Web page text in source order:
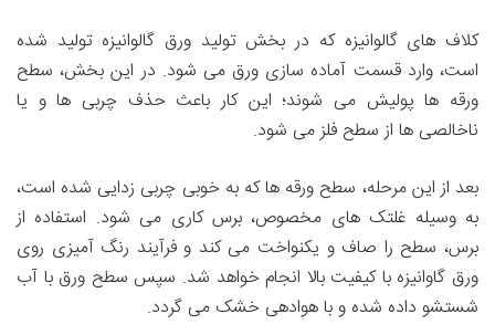
کلاف های گالوانیزه که در بخش تولید ورق گالوانیزه تولید شده
است، وارد قسمت آماده سازی ورق می شود. در این بخش، سطح
ورقه ها پولیش می شوند؛ این کار باعث حذف چربی ها و یا
ناخالصی ها از سطح فلز می شود.
بعد از این مرحله، سطح ورقه ها که به خوبی چربی زدایی شده است،
به وسیله غلتک های مخصوص، برس کاری می شود. استفاده از
برس، سطح را صاف و یکنواخت می کند و فرآیند رنگ آمیزی روی
ورق گاوانیزه با کیفیت بالا انجام خواهد شد. سپس سطح ورق با آب
شستشو داده شده و با هوادهی خشک می گردد.